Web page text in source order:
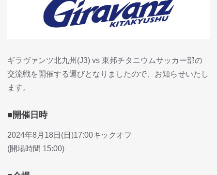
ギラヴァンツ北九州(J3) vs 東邦チタニウムサッカー部の
交流戦を開催する運びとなりましたので、お知らせいたし
ます。
■開催日時
2024年8月18日(日)17:00キックオフ
(開場時間 15:00)